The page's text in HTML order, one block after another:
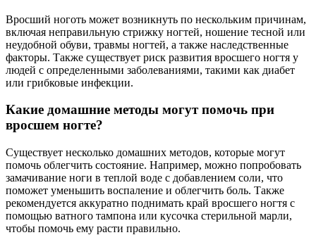
Вросший ноготь может возникнуть по нескольким причинам,
включая неправильную стрижку ногтей, ношение тесной или
неудобной обуви, травмы ногтей, а также наследственные
факторы. Также существует риск развития вросшего ногтя у
людей с определенными заболеваниями, такими как диабет
или грибковые инфекции.
Какие домашние методы могут помочь при
вросшем ногте?
Существует несколько домашних методов, которые могут
помочь облегчить состояние. Например, можно попробовать
замачивание ноги в теплой воде с добавлением соли, что
поможет уменьшить воспаление и облегчить боль. Также
рекомендуется аккуратно поднимать край вросшего ногтя с
помощью ватного тампона или кусочка стерильной марли,
чтобы помочь ему расти правильно.